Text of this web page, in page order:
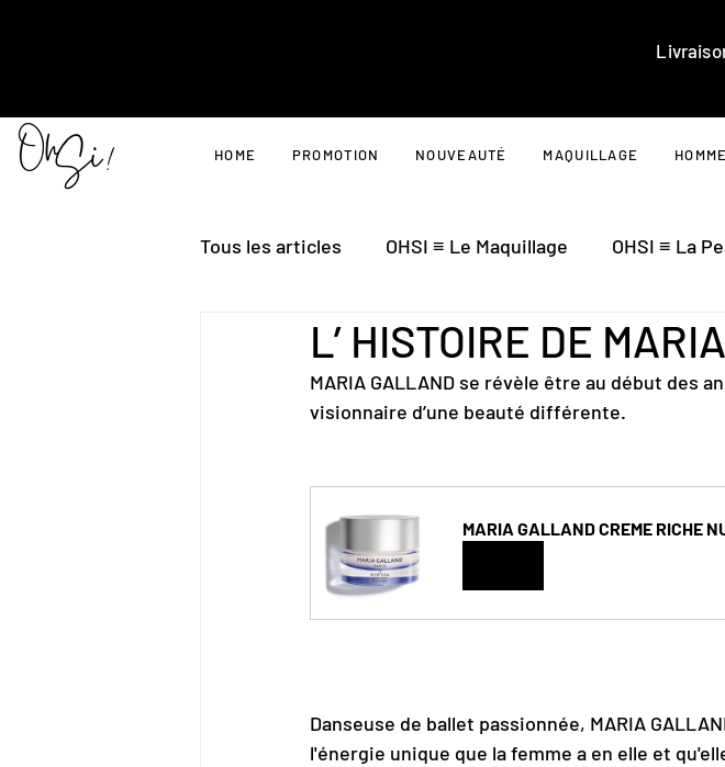
HOME PROMOTION NOUVEAUTÉ MAQUILLAGE HOMME
Tous les articles OHSI ≡ Le Maquillage OHSI ≡ La
L’ HISTOIRE DE
MARIA GALLAND se révèle être au début des
visionnaire d’une beauté différente.
MARIA GALLAND CREME RICHE
Danseuse de ballet passionnée, MARIA
l'énergie unique que la femme a en elle et